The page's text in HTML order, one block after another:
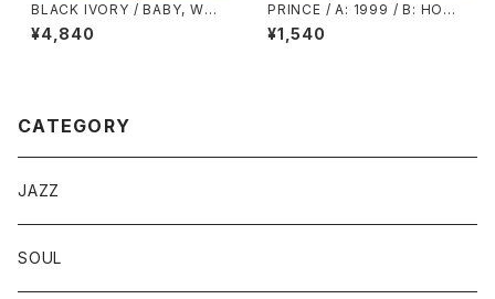
BLACK IVORY / BABY, WO
N’T YOU CHANGE YOUR MI
ND
¥4,840
PRINCE / A: 1999 / B: HOW
COME U DON’T CALL ME A
NYMORE?
¥1,540
CATEGORY
JAZZ
SOUL